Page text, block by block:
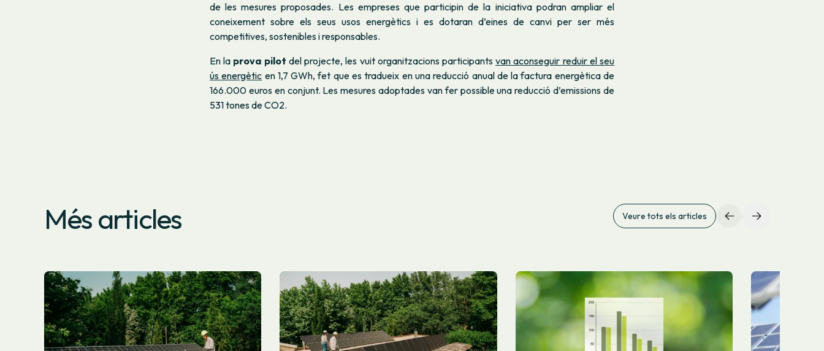
de les mesures proposades. Les empreses que participin de la iniciativa podran ampliar el
coneixement sobre els seus usos energètics i es dotaran d’eines de canvi per ser més
competitives, sostenibles i responsables.
En la prova pilot del projecte, les vuit organitzacions participantsvan aconseguir reduir el seu
ús energètic en 1,7 GWh, fet que es tradueix en una reducció anual de la factura energètica de
166.000 euros en conjunt. Les mesures adoptades van fer possible una reducció d’emissions de
531 tones de CO2.
Més articles Veure tots els articles